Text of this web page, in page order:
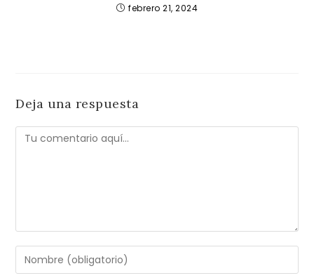
febrero 21, 2024
Deja una respuesta
Comentario
Introduce
tu